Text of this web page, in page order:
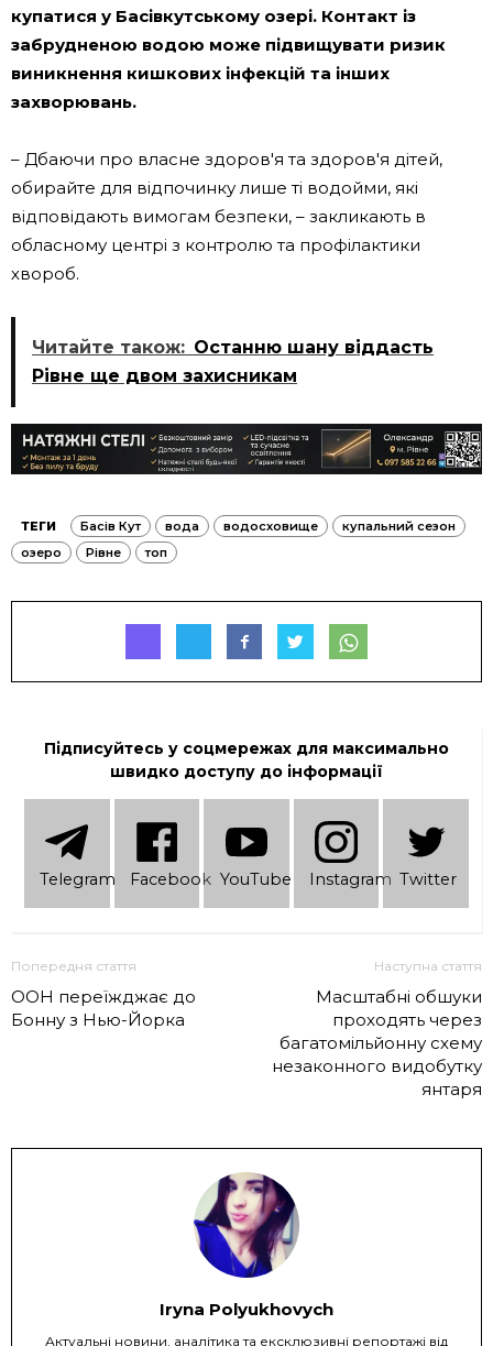
купатися у Басівкутському озері. Контакт із
забрудненою водою може підвищувати ризик
виникнення кишкових інфекцій та інших
захворювань.
– Дбаючи про власне здоров'я та здоров'я дітей,
обирайте для відпочинку лише ті водойми, які
відповідають вимогам безпеки, – закликають в
обласному центрі з контролю та профілактики
хвороб.
Читайте також: Останню шану віддасть
Рівне ще двом захисникам
ТЕГИ Басів Кут вода водосховище
купальний сезон
озеро
Рівне топ
Підписуйтесь у соцмережах для максимально
швидко доступу до інформації
Telеgram Facebook YouTube Instagram Twitter
Попередня стаття
ООН переїжджає до
Бонну з Нью-Йорка
Наступна стаття
Масштабні обшуки
проходять через
багатомільйонну схему
незаконного видобутку
янтаря
Iryna Polyukhovych
Актуальні новини, аналітика та ексклюзивні репортажі від